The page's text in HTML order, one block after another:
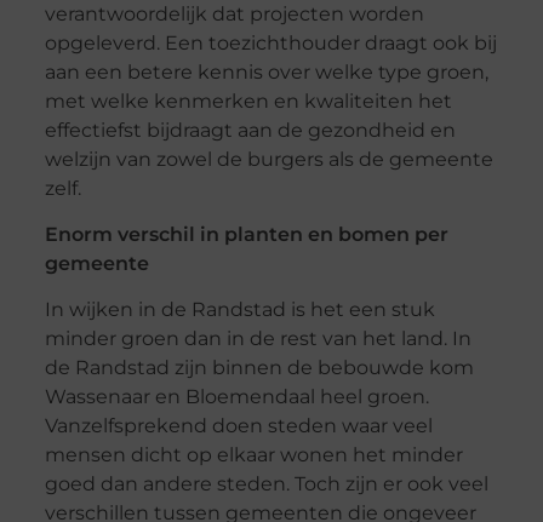
verantwoordelijk dat projecten worden
opgeleverd. Een toezichthouder draagt ook bij
aan een betere kennis over welke type groen,
met welke kenmerken en kwaliteiten het
effectiefst bijdraagt aan de gezondheid en
welzijn van zowel de burgers als de gemeente
zelf.
Enorm verschil in planten en bomen per
gemeente
In wijken in de Randstad is het een stuk
minder groen dan in de rest van het land. In
de Randstad zijn binnen de bebouwde kom
Wassenaar en Bloemendaal heel groen.
Vanzelfsprekend doen steden waar veel
mensen dicht op elkaar wonen het minder
goed dan andere steden. Toch zijn er ook veel
verschillen tussen gemeenten die ongeveer